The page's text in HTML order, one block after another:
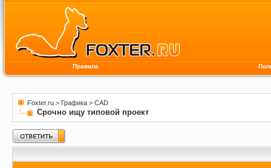
Правила
Foxter.ru > Графика > CAD
Срочно ищу типовой проект